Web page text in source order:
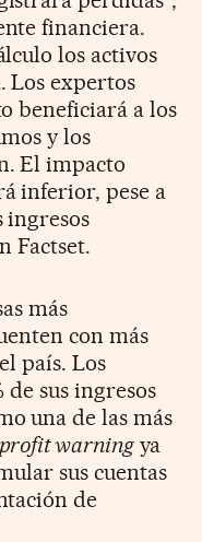
financiera.
los activos
Los expertos
beneficiará a los
y los
El impacto
inferior,pese a
ingresos
Factset.
más
con más
país. Los
de sus ingresos
una de las más
profit warningya
sus cuentas
de